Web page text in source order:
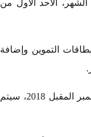
الأحد الأول من
التموين وإضافة
حذرت وزارة التموين بأن كل من لم يحدث جميع بيانات بطاقاته التموينية قبل يوم 8 نوفمبر المقبل 2018، سيتم